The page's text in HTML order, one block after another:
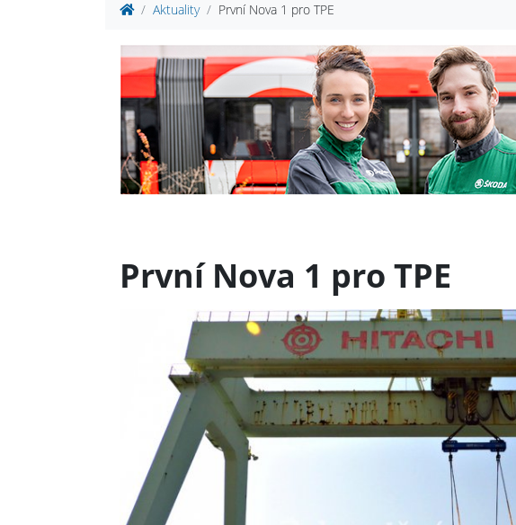
Aktuality První Nova 1 pro TPE
První Nova 1 pro TPE